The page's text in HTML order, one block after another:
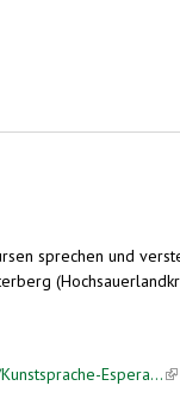
sprechen und
Espera...